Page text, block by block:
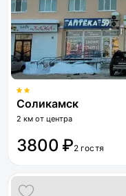
Соликамск
2 км от центра
3800 ₽2 гостя